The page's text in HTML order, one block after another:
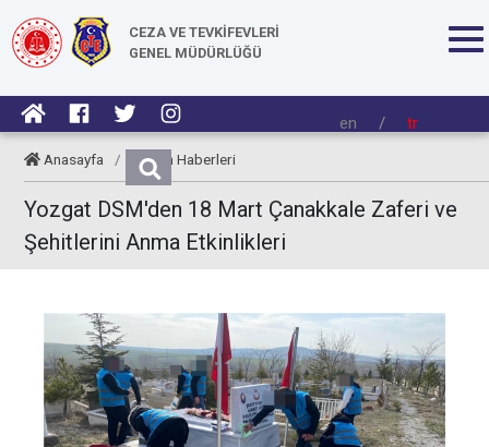
CEZA VE TEVKİFEVLERİ
GENEL MÜDÜRLÜĞÜ
en / tr
Anasayfa / Kurum Haberleri
Yozgat DSM'den 18 Mart Çanakkale Zaferi ve
Şehitlerini Anma Etkinlikleri